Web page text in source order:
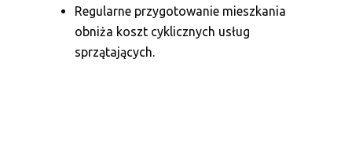
Regularne przygotowanie mieszkania
obniża koszt cyklicznych usług
sprzątających.